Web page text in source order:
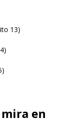
13)
en